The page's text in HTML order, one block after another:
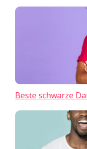
Beste schwarze